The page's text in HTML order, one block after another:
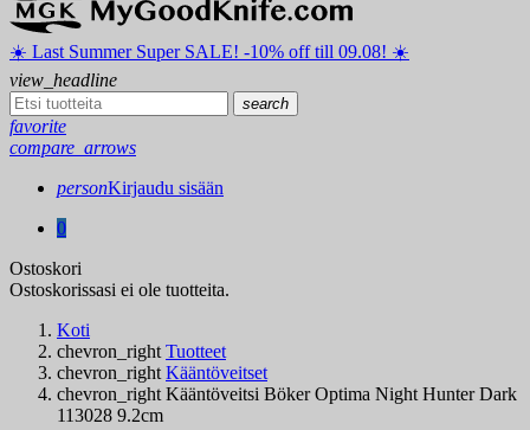
☀️ ️Last Summer Super SALE! -10% off till 09.08! ☀️
view_headline
search
favorite
compare_arrows
personKirjaudu sisään
0
Ostoskori
Ostoskorissasi ei ole tuotteita.
Koti
chevron_right Tuotteet
chevron_right Kääntöveitset
chevron_right Kääntöveitsi Böker Optima Night Hunter Dark
113028 9.2cm